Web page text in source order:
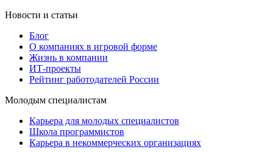
Новости и статьи
Блог
О компаниях в игровой форме
Жизнь в компании
ИТ-проекты
Рейтинг работодателей России
Молодым специалистам
Карьера для молодых специалистов
Школа программистов
Карьера в некоммерческих организациях